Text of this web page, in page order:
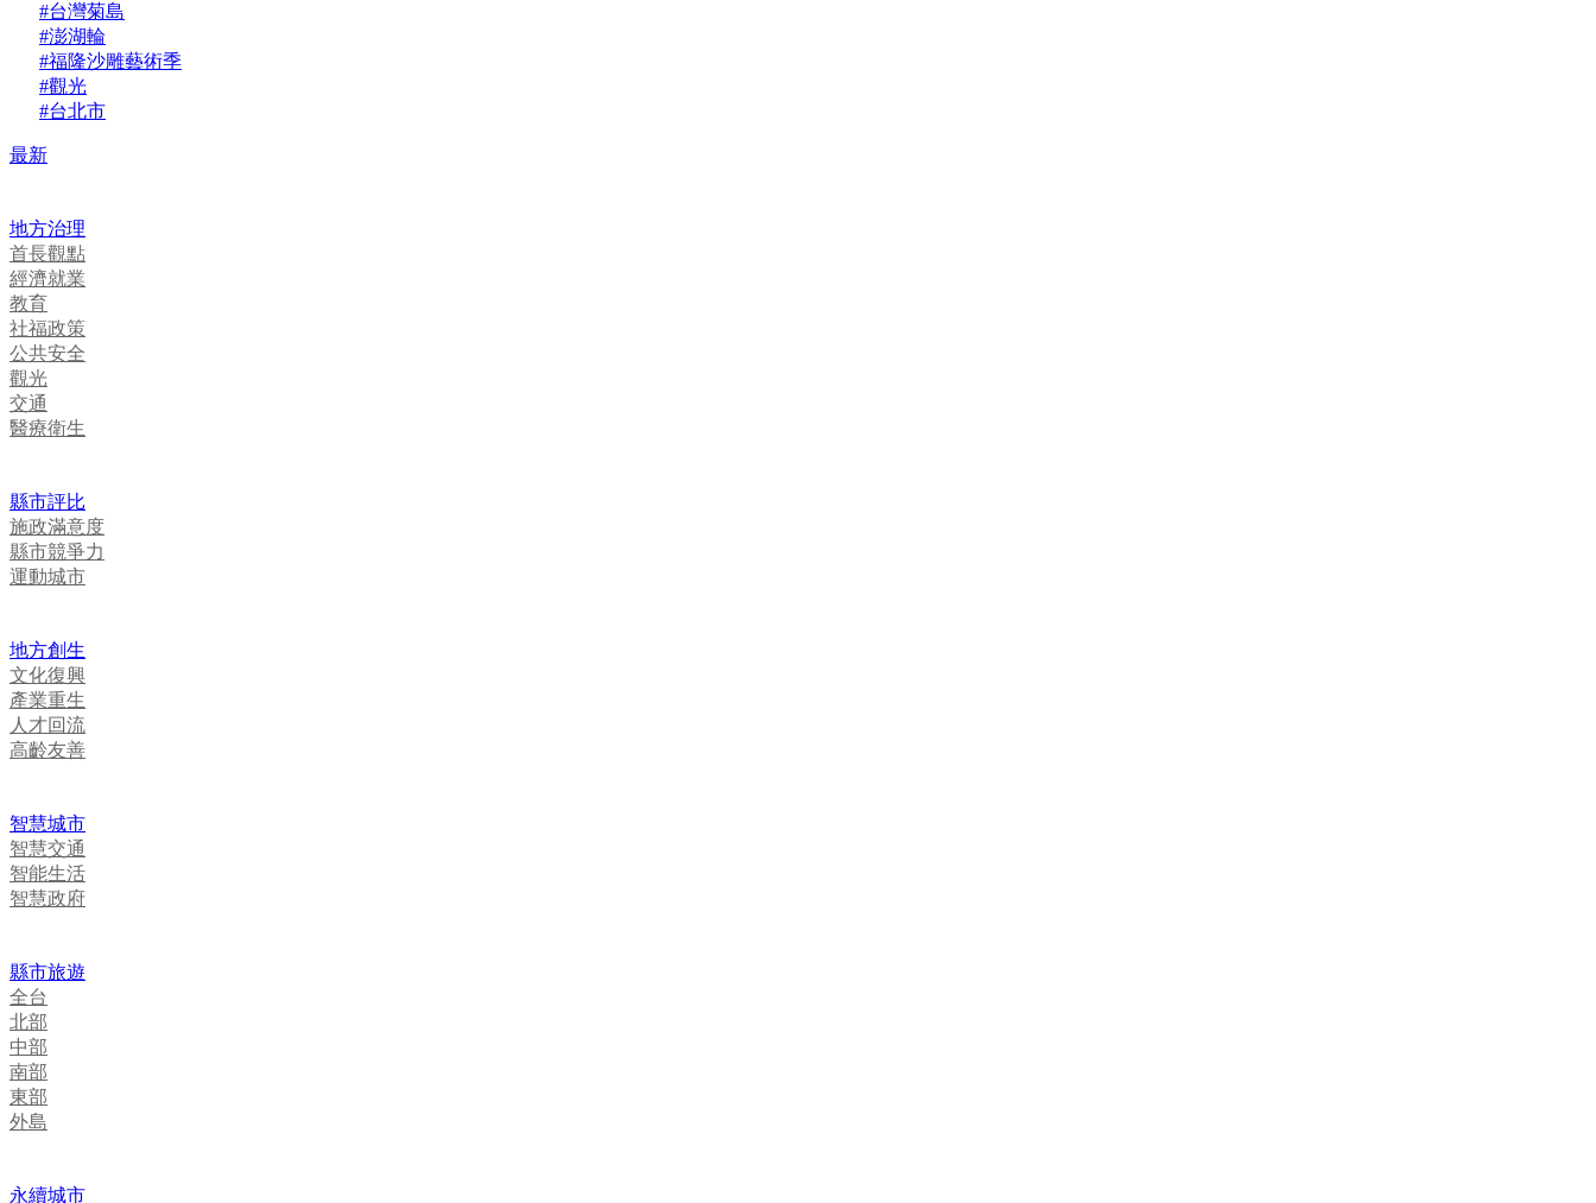
#台灣菊島
#澎湖輪
#福隆沙雕藝術季
#觀光
#台北市
最新
地方治理
首長觀點
經濟就業
教育
社福政策
公共安全
觀光
交通
醫療衛生
縣市評比
施政滿意度
縣市競爭力
運動城市
地方創生
文化復興
產業重生
人才回流
高齡友善
智慧城市
智慧交通
智能生活
智慧政府
縣市旅遊
全台
北部
中部
南部
東部
外島
永續城市